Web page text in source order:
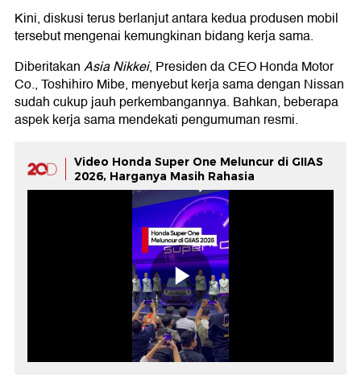
Kini, diskusi terus berlanjut antara kedua produsen mobil
tersebut mengenai kemungkinan bidang kerja sama.
DiberitakanAsia Nikkei, Presiden da CEO Honda Motor
Co., Toshihiro Mibe, menyebut kerja sama dengan Nissan
sudah cukup jauh perkembangannya. Bahkan, beberapa
aspek kerja sama mendekati pengumuman resmi.
Video Honda Super One Meluncur di GIIAS
2026, Harganya Masih Rahasia